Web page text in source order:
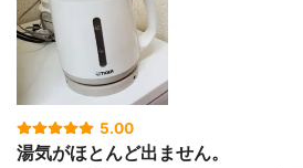
5.00
湯気がほとんど出ません。